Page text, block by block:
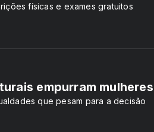
físicas e exames gratuitos
empurram
que pesam para a decisão